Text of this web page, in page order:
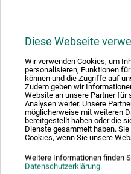
Diese Webseite
Wir verwenden Cookies, um
personalisieren, Funktionen
können und die Zugriffe auf
Zudem geben wir
Website an unsere Partner für
Analysen weiter. Unsere
möglicherweise mit weiteren
bereitgestellt haben oder die
Dienste gesammelt haben.
Cookies, wenn Sie unsere
Weitere Informationen finden
Datenschutzerklärung.
2 Sterne
1 Sterne
Produkt
Sagen Sie Ihre
JETZT